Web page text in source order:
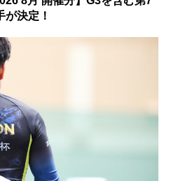
決定！